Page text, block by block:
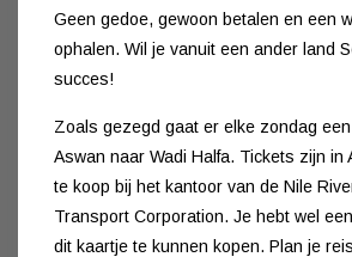
Geen gedoe, gewoon betalen en een
ophalen. Wil je vanuit een ander land
succes!
Zoals gezegd gaat er elke zondag
Aswan naar Wadi Halfa. Tickets zijn in
te koop bij het kantoor van de Nile
Transport Corporation. Je hebt wel
dit kaartje te kunnen kopen. Plan je